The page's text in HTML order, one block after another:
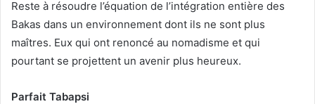
Reste à résoudre l’équation de l’intégration entière des
Bakas dans un environnement dont ils ne sont plus
maîtres. Eux qui ont renoncé au nomadisme et qui
pourtant se projettent un avenir plus heureux.
Parfait Tabapsi